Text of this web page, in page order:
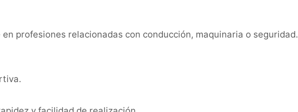
en profesiones relacionadas con conducción, maquinaria o seguridad.